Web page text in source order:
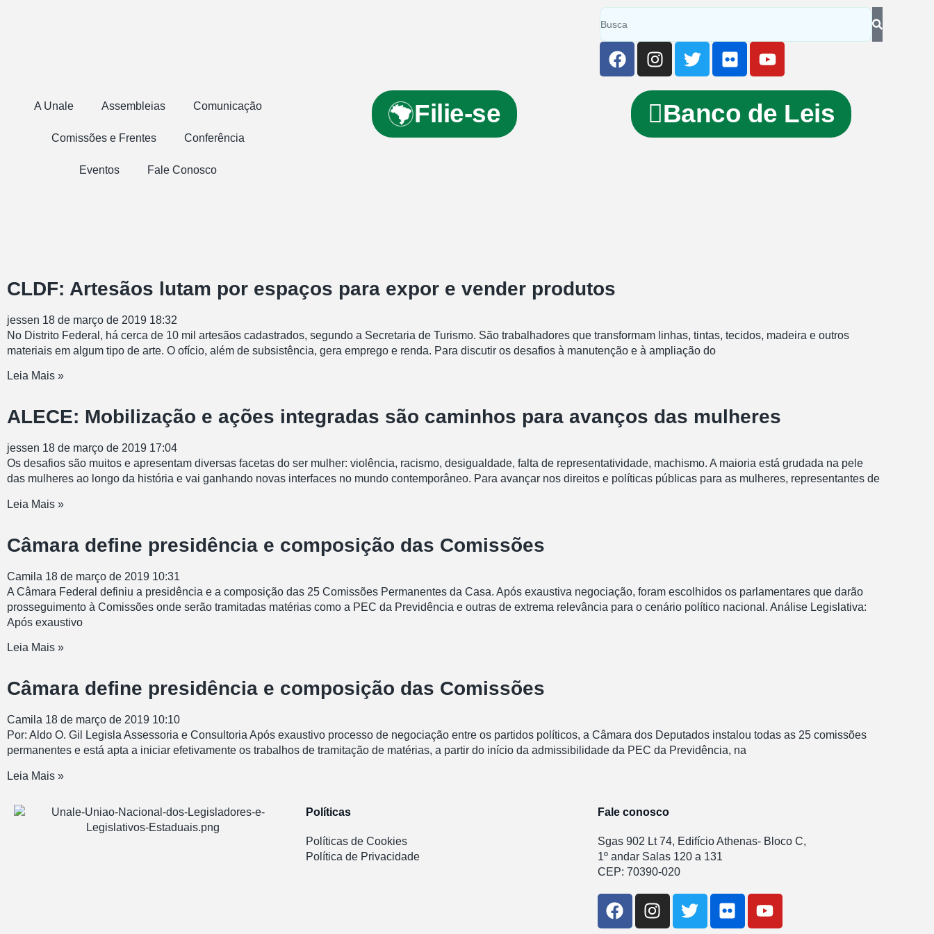
A Unale Assembleias Comunicação
Comissões e Frentes Conferência
Eventos Fale Conosco
Filie-se Banco de Leis
CLDF: Artesãos lutam por espaços para expor e vender produtos
jessen 18 de março de 2019 18:32
No Distrito Federal, há cerca de 10 mil artesãos cadastrados, segundo a Secretaria de Turismo. São trabalhadores que transformam linhas, tintas, tecidos, madeira e outros
materiais em algum tipo de arte. O ofício, além de subsistência, gera emprego e renda. Para discutir os desafios à manutenção e à ampliação do
Leia Mais »
ALECE: Mobilização e ações integradas são caminhos para avanços das mulheres
jessen 18 de março de 2019 17:04
Os desafios são muitos e apresentam diversas facetas do ser mulher: violência, racismo, desigualdade, falta de representatividade, machismo. A maioria está grudada na pele
das mulheres ao longo da história e vai ganhando novas interfaces no mundo contemporâneo. Para avançar nos direitos e políticas públicas para as mulheres, representantes de
Leia Mais »
Câmara define presidência e composição das Comissões
Camila 18 de março de 2019 10:31
A Câmara Federal definiu a presidência e a composição das 25 Comissões Permanentes da Casa. Após exaustiva negociação, foram escolhidos os parlamentares que darão
prosseguimento à Comissões onde serão tramitadas matérias como a PEC da Previdência e outras de extrema relevância para o cenário político nacional. Análise Legislativa:
Após exaustivo
Leia Mais »
Câmara define presidência e composição das Comissões
Camila 18 de março de 2019 10:10
Por: Aldo O. Gil Legisla Assessoria e Consultoria Após exaustivo processo de negociação entre os partidos políticos, a Câmara dos Deputados instalou todas as 25 comissões
permanentes e está apta a iniciar efetivamente os trabalhos de tramitação de matérias, a partir do início da admissibilidade da PEC da Previdência, na
Leia Mais »
Políticas
Políticas de Cookies
Política de Privacidade
Fale conosco
Sgas 902 Lt 74, Edifício Athenas- Bloco C,
1º andar Salas 120 a 131
CEP: 70390-020